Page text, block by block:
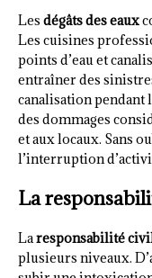
Les dégâts des eaux
Les cuisines
points d’eau et
entraîner des
canalisation pendant
des dommages
et aux locaux. Sans
l’interruption
La
Laresponsabilité
plusieurs niveaux.